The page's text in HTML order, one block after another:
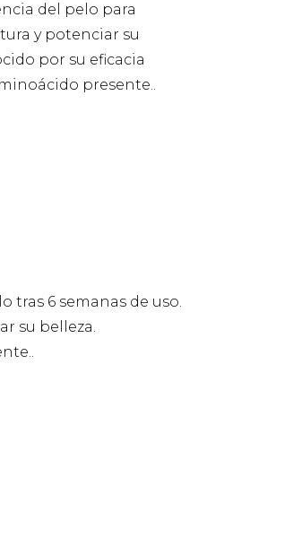
del pelo para
y potenciar su
por su eficacia
presente..
tras 6 semanas de uso.
su belleza.